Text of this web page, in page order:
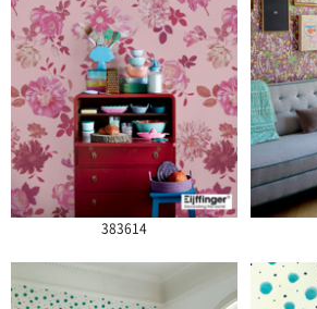
383614